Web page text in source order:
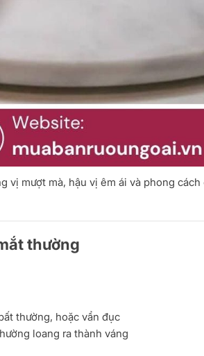
vị mượt mà, hậu vị êm ái và phong cách
thường
thường, hoặc vẩn đục
loang ra thành váng